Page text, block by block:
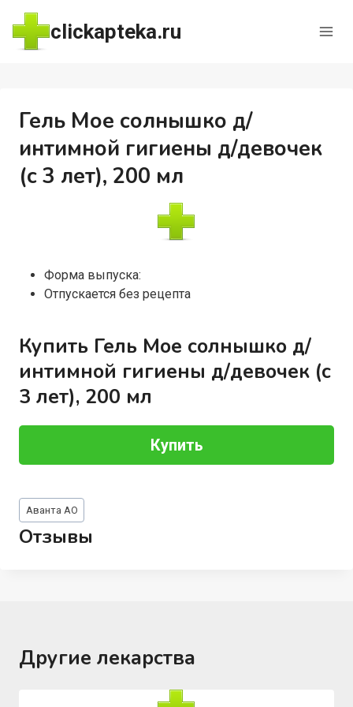
Перейти
содержимому
clickapteka.ru
Гель Мое солнышко д/
интимной гигиены д/девочек
(с 3 лет), 200 мл
Форма выпуска:
Отпускается без рецепта
Купить Гель Мое солнышко д/
интимной гигиены д/девочек (с
3 лет), 200 мл
Купить
Метки
записи:
Аванта АО
Отзывы
Другие лекарства